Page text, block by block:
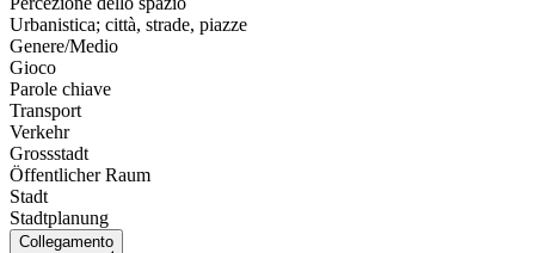
Urbanistica; città, strade, piazze
Genere/Medio
Gioco
Parole chiave
Transport
Verkehr
Grossstadt
Öffentlicher Raum
Stadt
Stadtplanung
Collegamento